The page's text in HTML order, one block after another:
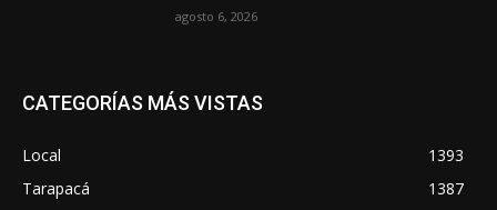
agosto 6, 2026
CATEGORÍAS MÁS VISTAS
Local
1393
Tarapacá
1387